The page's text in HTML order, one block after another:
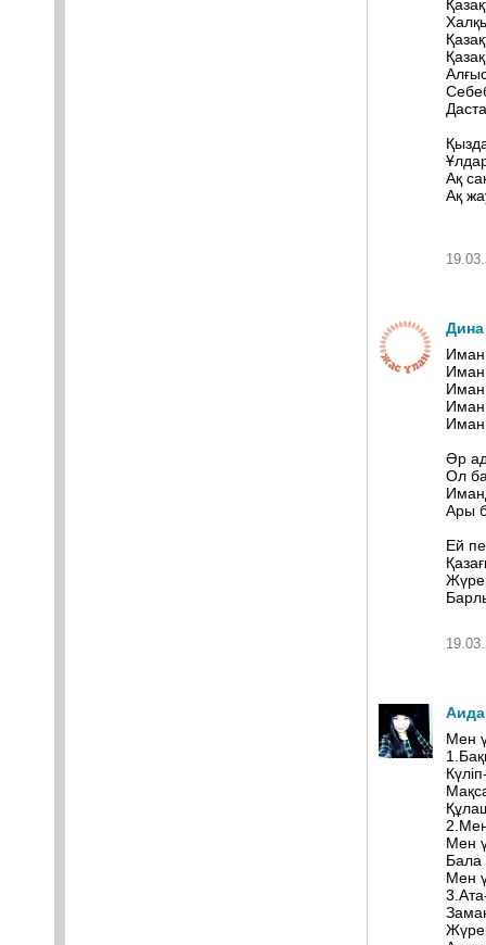
Ақ
Ақ
Дина
Иман
Иман
Иман
Иман
Әр
Ол
Ары
Ей
Аида
Мен
Мен
Бала
Мен